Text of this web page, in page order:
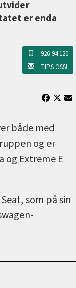
er enda
926 94 120
TIPS OSS!
både med
og er
og Extreme E
som på sin